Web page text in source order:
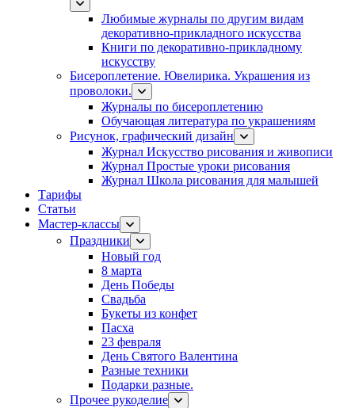
Любимые журналы по другим видам
декоративно-прикладного искусства
Книги по декоративно-прикладному
искусству
Бисероплетение. Ювелирика. Украшения из
проволоки.
Журналы по бисероплетению
Обучающая литература по украшениям
Рисунок, графический дизайн
Журнал Искусство рисования и живописи
Журнал Простые уроки рисования
Журнал Школа рисования для малышей
Тарифы
Статьи
Мастер-классы
Праздники
Новый год
8 марта
День Победы
Свадьба
Букеты из конфет
Пасха
23 февраля
День Святого Валентина
Разные техники
Подарки разные.
Прочее рукоделие